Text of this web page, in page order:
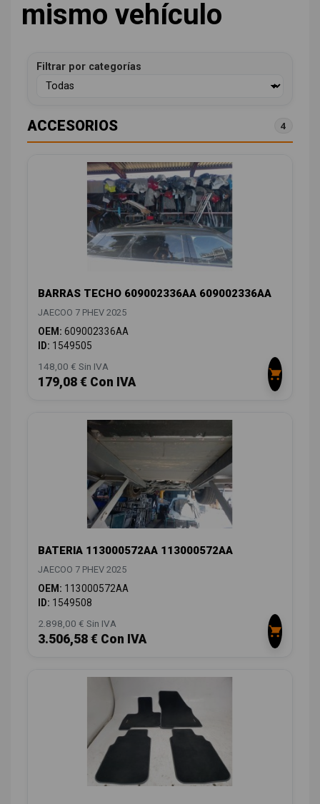
mismo vehículo
Filtrar por categorías
ACCESORIOS 4
BARRAS TECHO 609002336AA 609002336AA
JAECOO 7 PHEV 2025
OEM: 609002336AA
ID: 1549505
148,00 € Sin IVA
179,08 € Con IVA
BATERIA 113000572AA 113000572AA
JAECOO 7 PHEV 2025
OEM: 113000572AA
ID: 1549508
2.898,00 € Sin IVA
3.506,58 € Con IVA